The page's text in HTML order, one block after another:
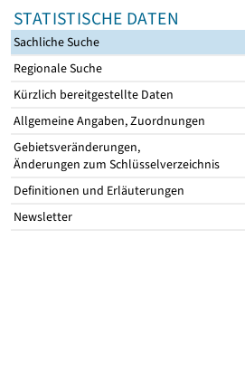
STATISTISCHE DATEN
Sachliche Suche
Regionale Suche
Kürzlich bereitgestellte Daten
Allgemeine Angaben, Zuordnungen
Gebietsveränderungen,
Änderungen zum Schlüsselverzeichnis
Definitionen und Erläuterungen
Newsletter